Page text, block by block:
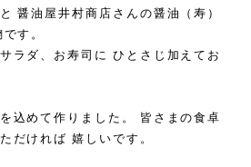
醤油屋井村商店さんの醤油（寿）
す。
ラダ、お寿司に ひとさじ加えてお
込めて作りました。 皆さまの食卓
だければ 嬉しいです。